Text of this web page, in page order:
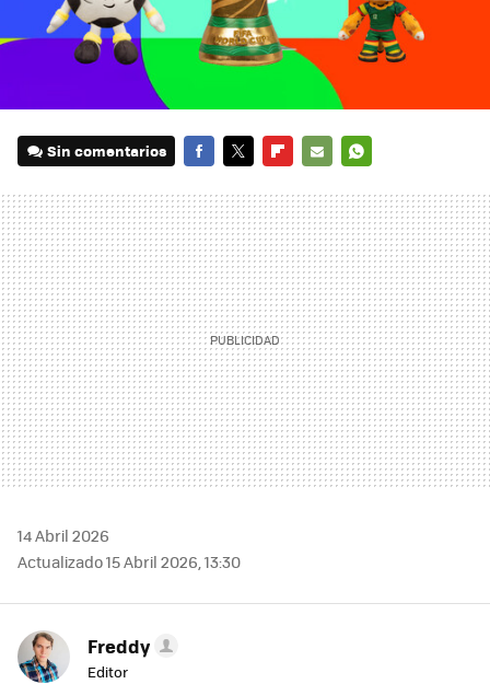
Sin comentarios
MAIL
14 Abril 2026
Actualizado 15 Abril 2026, 13:30
Freddy
Editor